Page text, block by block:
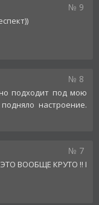
№ 9
№ 8
подходит под мою
настроение.
№ 7
ВООБЩЕ КРУТО !! I